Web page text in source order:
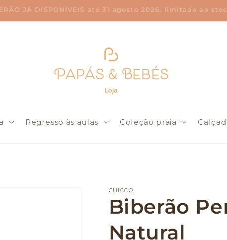
JÁ DISPONÍVEIS até 31 agosto 2026, limitado ao
Regresso às aulas Coleção praia
CHICCO
Biberão
Natural